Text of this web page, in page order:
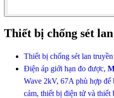
Thiết bị chống sét
Thiết bị chống sét lan
Điện áp giới hạn đo được,
Wave 2kV, 67A phù hợp để
cảm, thiết bị điện tử và